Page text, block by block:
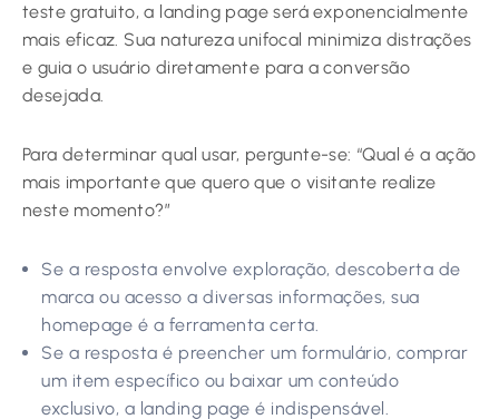
teste gratuito, a landing page será exponencialmente
mais eficaz. Sua natureza unifocal minimiza distrações
e guia o usuário diretamente para a conversão
desejada.
Para determinar qual usar, pergunte-se: “Qual é a ação
mais importante que quero que o visitante realize
neste momento?”
Se a resposta envolve exploração, descoberta de
marca ou acesso a diversas informações, sua
homepage é a ferramenta certa.
Se a resposta é preencher um formulário, comprar
um item específico ou baixar um conteúdo
exclusivo, a landing page é indispensável.